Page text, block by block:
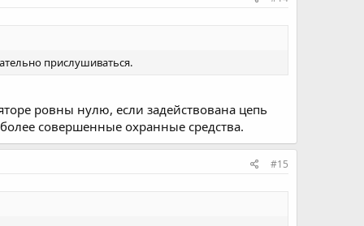
прислушиваться.
ровны нулю, если задействована цепь
cовершенные охранные средства.
#15